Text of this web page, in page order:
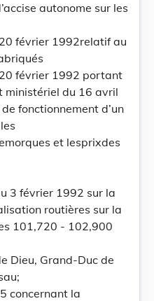
autonome sur les
février 1992relatif au
février 1992 portant
ministériel du 16 avril
fonctionnement d’un
et lesprixdes
3 février 1992 sur la
routières sur la
101,720 - 102,900
Dieu, Grand-Duc de
concernant la